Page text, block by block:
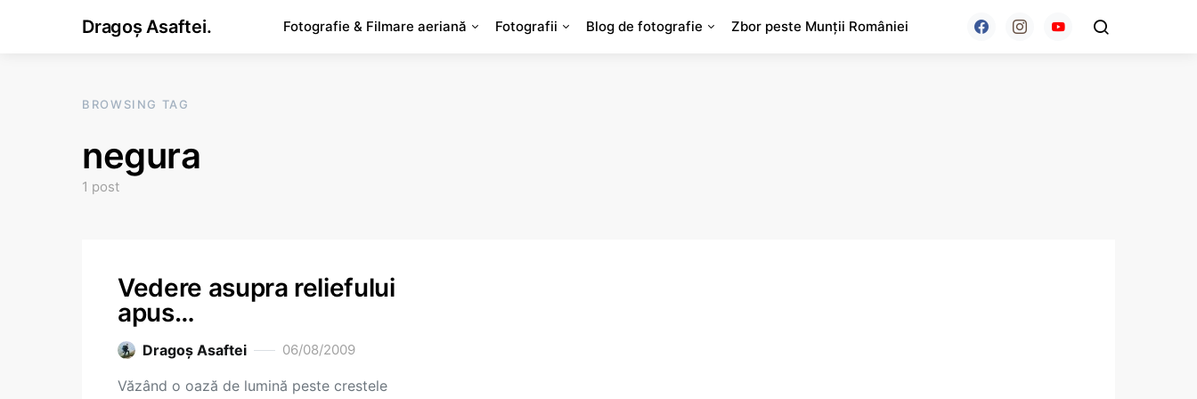
Dragoș Asaftei. Fotografie & Filmare aeriană Fotografii Blog de fotografie Zbor peste Munții României
BROWSING TAG
negura
1 post
Vedere asupra reliefului
apus…
Dragoş Asaftei 06/08/2009
Văzând o oază de lumină peste crestele